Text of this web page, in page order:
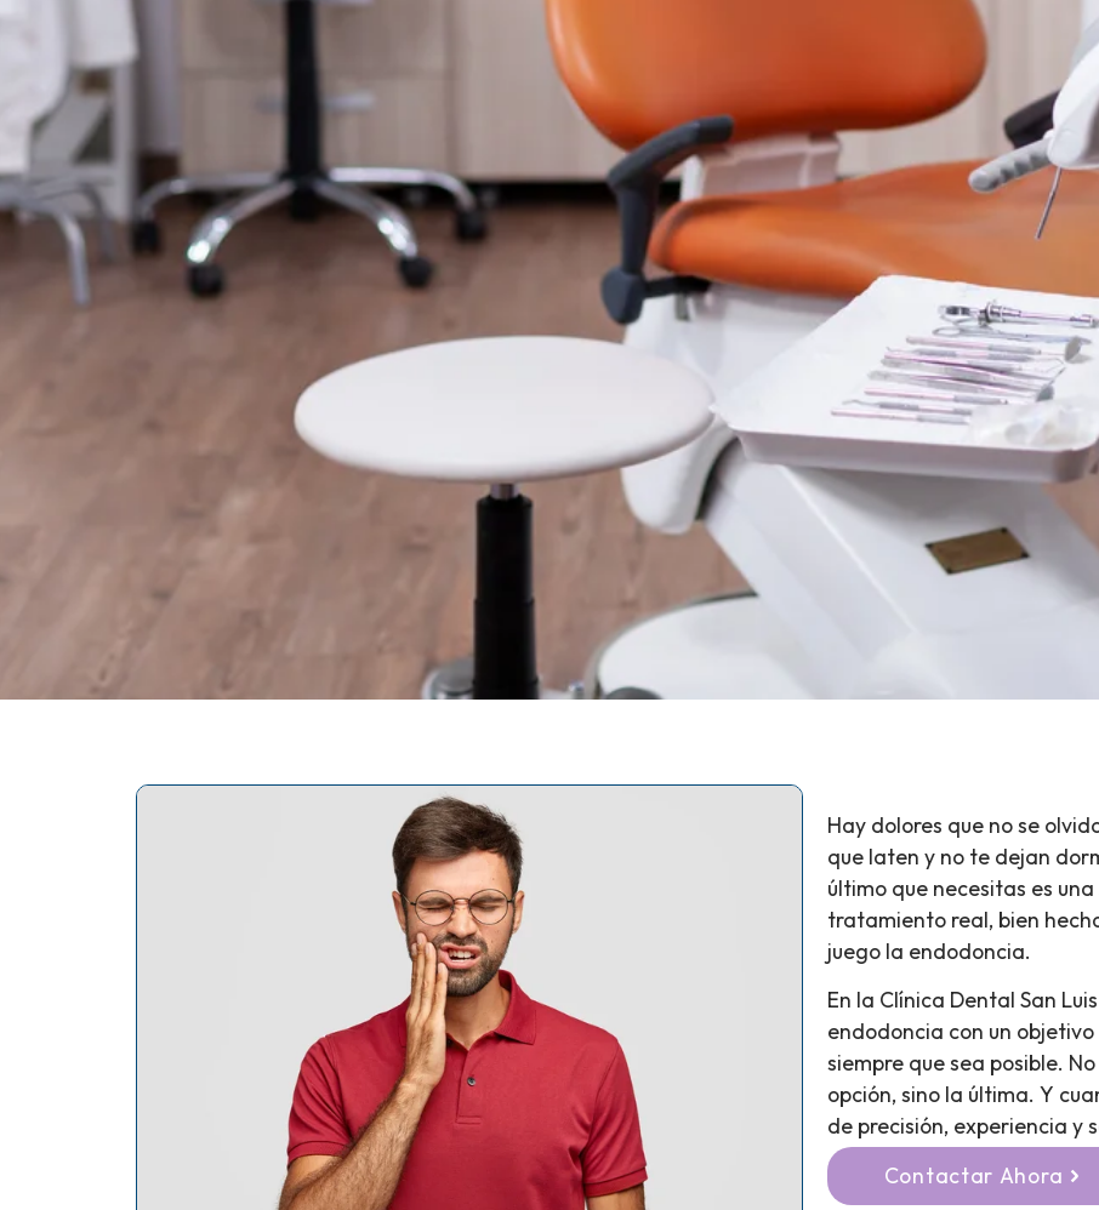
Hay dolores que no se
que laten y no te dejan
último que necesitas es
tratamiento real, bien
juego la endodoncia.
En la Clínica Dental San
endodoncia con un
siempre que sea posible.
opción, sino la última. Y
de precisión, experiencia y
Contactar Ahora